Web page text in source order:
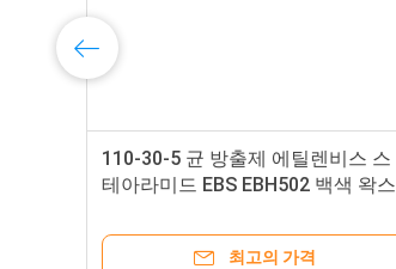
110-30-5 균 방출제 에틸렌비스 스
테아라미드 EBS EBH502 백색 왁스
최고의 가격